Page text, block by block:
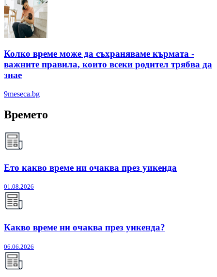
Колко време може да съхраняваме кърмата -
важните правила, които всеки родител трябва да
знае
9meseca.bg
Времето
Ето какво време ни очаква през уикенда
01.08.2026
Какво време ни очаква през уикенда?
06.06.2026